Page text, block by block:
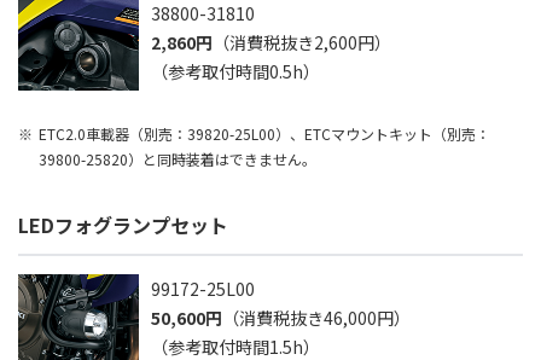
38800-31810
2,860円 （消費税抜き2,600円）
（参考取付時間0.5h）
ETC2.0車載器（別売：39820-25L00）、ETCマウントキット（別売：
39800-25820）と同時装着はできません。
LEDフォグランプセット
99172-25L00
50,600円 （消費税抜き46,000円）
（参考取付時間1.5h）